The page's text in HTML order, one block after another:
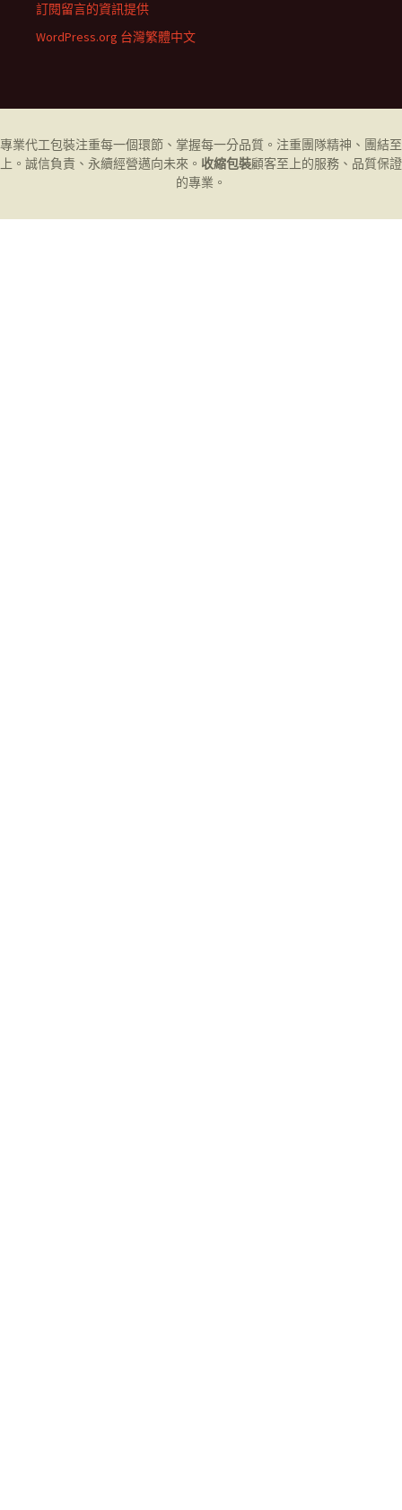
訂閱留言的資訊提供
WordPress.org 台灣繁體中文
專業代工包裝注重每一個環節、掌握每一分品質。注重團隊精神、團結至
上。誠信負責、永續經營邁向未來。 收縮包裝顧客至上的服務、品質保證
的專業。